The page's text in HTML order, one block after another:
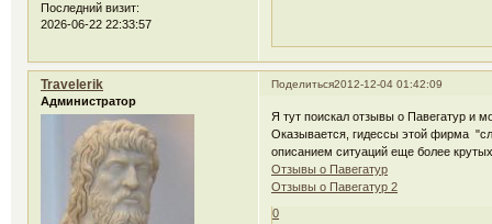
Последний визит:
2026-06-22 22:33:57
Поделиться2012-12-04 01:42:09
Travelerik
Администратор
Я тут поискал отзывы о Павегатур и
Оказывается, гидессы этой фирма
описанием ситуаций еще более
Отзывы о Павегатур
Отзывы о Павегатур 2
0